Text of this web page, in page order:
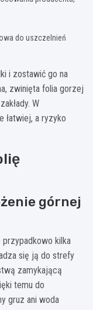
do uszczelnień
i zostawić go na
zwinięta folia gorzej
W
łatwiej, a ryzyko
górnej
kilka
się ją do strefy
zamykającą
temu do
gruz ani woda